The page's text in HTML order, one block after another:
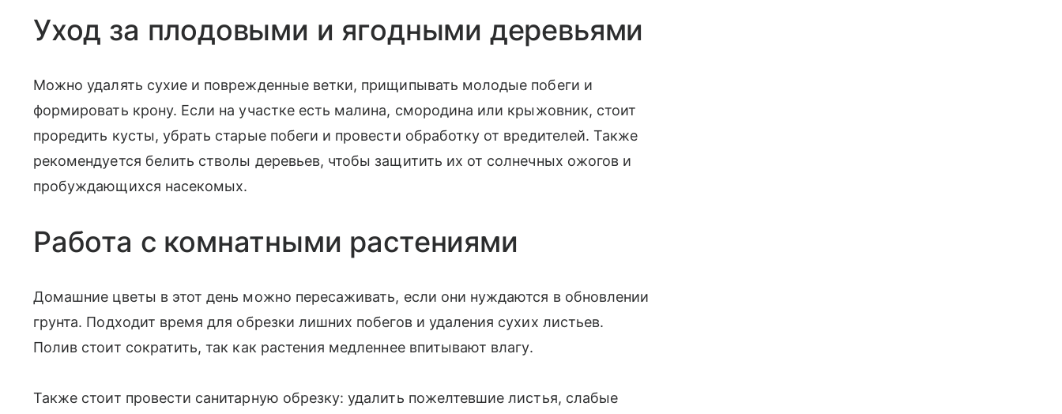
Уход за плодовыми и ягодными деревьями
Можно удалять сухие и поврежденные ветки, прищипывать молодые побеги и
формировать крону. Если на участке есть малина, смородина или крыжовник, стоит
проредить кусты, убрать старые побеги и провести обработку от вредителей. Также
рекомендуется белить стволы деревьев, чтобы защитить их от солнечных ожогов и
пробуждающихся насекомых.
Работа с комнатными растениями
Домашние цветы в этот день можно пересаживать, если они нуждаются в обновлении
грунта. Подходит время для обрезки лишних побегов и удаления сухих листьев.
Полив стоит сократить, так как растения медленнее впитывают влагу.
Также стоит провести санитарную обрезку: удалить пожелтевшие листья, слабые